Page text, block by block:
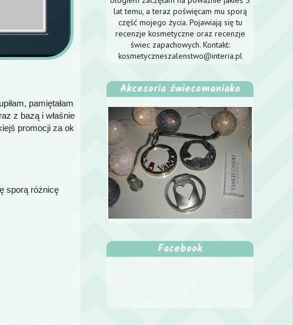
pamiętałam
z bazą i właśnie
promocji za ok
sporą różnicę
lat temu, a teraz poświęcam mu sporą
część mojego życia. Pojawiają się tu
recenzje kosmetyczne oraz recenzje
świec zapachowych. Kontakt:
kosmetyczneszalenstwo@interia.pl
Akcesoria świecomaniaka
Facebook